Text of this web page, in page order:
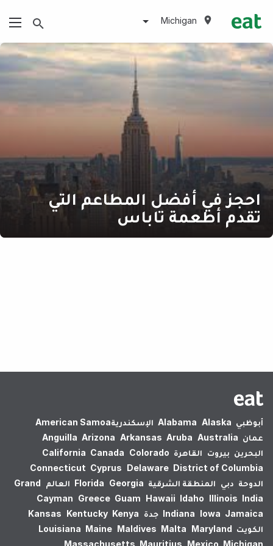
Michigan
احجز في أفضل المطاعم التي
تقدم أطعمة تاباس
أبوظبي Alabama Alaska الإسكندرية‎American Samoa
عمان
Anguilla Arizona Arkansas Aruba Australia
البحرين بيروت القاهرة California Canada Colorado
Connecticut Cyprus Delaware District of Columbia
الدوحة دبي المنطقة الشرقية Florida Georgia العالم
Grand
Cayman Greece Guam Hawaii Idaho Illinois India
Indiana Iowa Jamaica جدة Kansas Kentucky Kenya
الكويت
Louisiana Maine Maldives Malta Maryland